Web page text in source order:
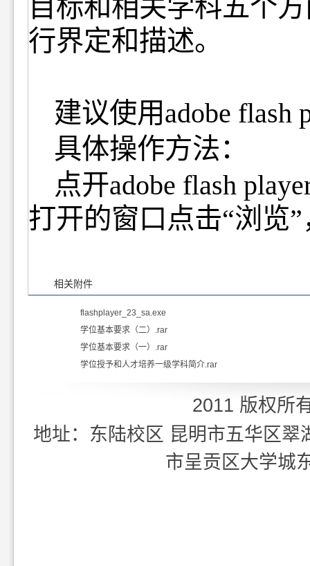
目标和相关学科五个
行界定和描述。
建议使用adobe flash
具体操作方法：
点开adobe flash
打开的窗口点击“浏览”
相关附件
flashplayer_23_sa.exe
学位基本要求（二）.rar
学位基本要求（一）.rar
学位授予和人才培养一级学科简介.rar
2011 版权所
地址：东陆校区 昆明市五华区
市呈贡区大学城